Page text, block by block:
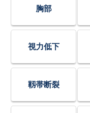
胸部
視力低下
靱帯断裂